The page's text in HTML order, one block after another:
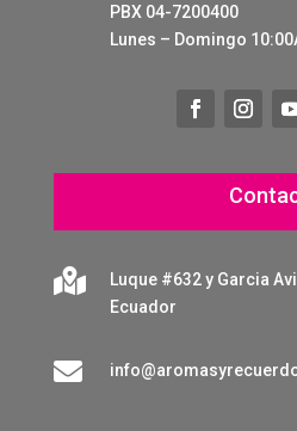
PBX 04-7200400
Lunes – Domingo

Luque #632 y Garcia
Ecuador
